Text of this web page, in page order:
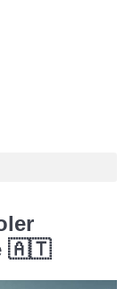
🇦🇹